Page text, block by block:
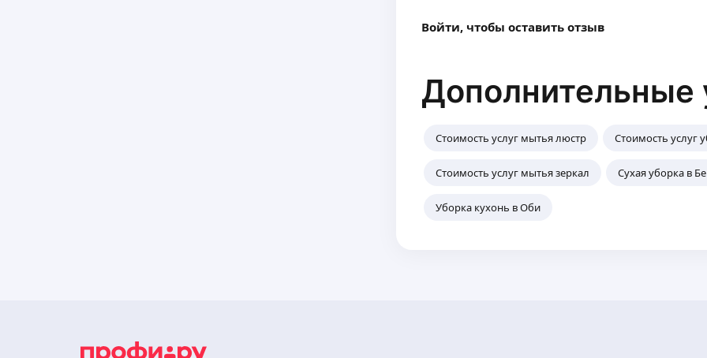
Войти, чтобы оставить отзыв
Дополнительные
Стоимость услуг мытья люстр Стоимость услуг
Стоимость услуг мытья зеркал Сухая уборка в
Уборка кухонь в Оби